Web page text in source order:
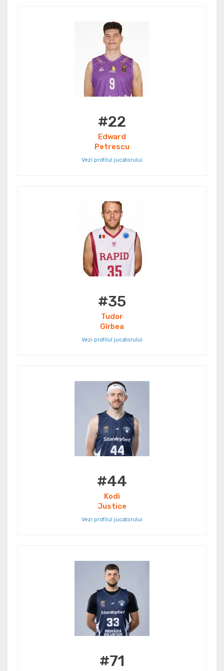
#22
Edward
Petrescu
Vezi profilul jucatorului
#35
Tudor
Gîrbea
Vezi profilul jucatorului
#44
Kodi
Justice
Vezi profilul jucatorului
#71